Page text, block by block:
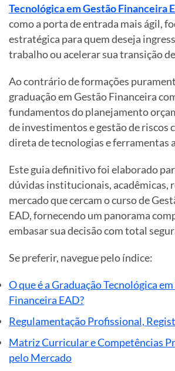
Tecnológica em Gestão Financeira
como a porta de entrada mais ágil,
estratégica para quem deseja
trabalho ou acelerar sua transição
Ao contrário de formações
graduação em Gestão Financeira
fundamentos do planejamento
de investimentos e gestão de riscos
direta de tecnologias e ferramentas
Este guia definitivo foi elaborado
dúvidas institucionais, acadêmicas,
mercado que cercam o curso de
EAD, fornecendo um panorama
embasar sua decisão com total
Se preferir, navegue pelo índice:
O que é a Graduação Tecnológica
Financeira EAD?
Regulamentação Profissional,
Matriz Curricular e Competências
pelo Mercado